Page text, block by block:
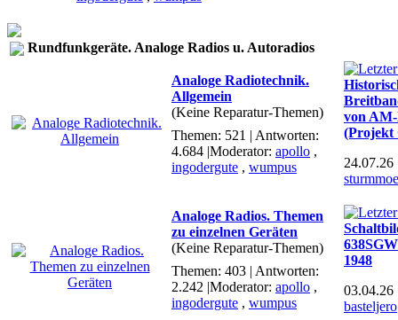
Rundfunkgeräte. Analoge Radios u. Autoradios
Analoge Radiotechnik.
Allgemein
(Keine Reparatur-Themen)
Themen: 521 | Antworten:
4.684 |Moderator: apollo ,
ingodergute , wumpus
von
(Projekt
24.07.26
Analoge Radios. Themen
zu einzelnen Geräten
(Keine Reparatur-Themen)
Themen: 403 | Antworten:
2.242 |Moderator: apollo ,
ingodergute , wumpus
1948
03.04.26
basteljero